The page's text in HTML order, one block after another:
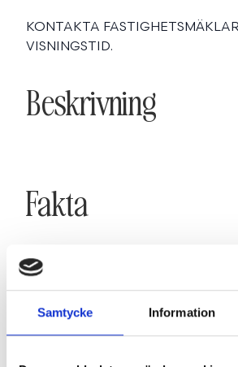
Samtycke Information
KONTAKTA
VISNINGSTID.
Beskrivning
Fakta
SE FAKTA
Karta